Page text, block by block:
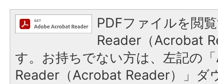
PDFファイルを閲
Reader（Acrobat
す。お持ちでない方は、左記の
Reader（Acrobat Reader）」ダ